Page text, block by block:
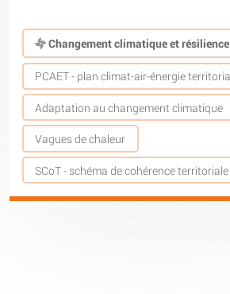
Changement climatique et résilience
PCAET - plan climat-air-énergie
Adaptation au changement climatique
Vagues de chaleur
SCoT - schéma de cohérence territoriale